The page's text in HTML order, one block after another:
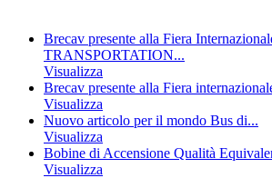
Brecav presente alla Fiera
TRANSPORTATION...
Visualizza
Brecav presente alla Fiera
Visualizza
Nuovo articolo per il mondo Bus di...
Visualizza
Bobine di Accensione Qualità
Visualizza